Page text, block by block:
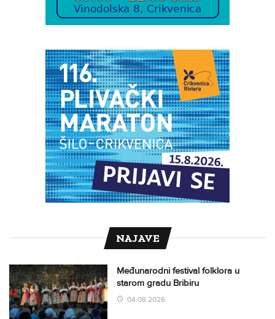
NAJAVE
Međunarodni festival folklora u
starom gradu Bribiru
04.08.2026